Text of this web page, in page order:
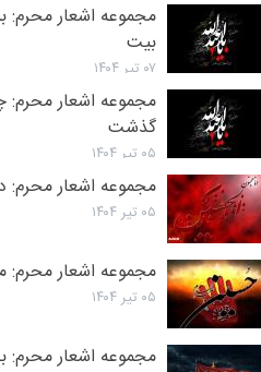
مجموعه اشعار محرم:
بیت
۰۷ تیر ۱۴۰۴
مجموعه اشعار
گذشت
۰۵ تیر ۱۴۰۴
مجموعه اشعار محرم:
۰۵ تیر ۱۴۰۴
مجموعه اشعار محرم:
۰۵ تیر ۱۴۰۴
مجموعه اشعار محرم: